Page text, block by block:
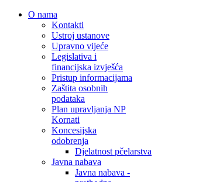
O nama
Kontakti
Ustroj ustanove
Upravno vijeće
Legislativa i
financijska izvješća
Pristup informacijama
Zaštita osobnih
podataka
Plan upravljanja NP
Kornati
Koncesijska
odobrenja
Djelatnost pčelarstva
Javna nabava
Javna nabava -